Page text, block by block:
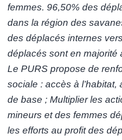
femmes. 96,50% des
dans la région des
des déplacés internes
déplacés sont en majorité
Le PURS propose de
sociale : accès à
de base ; Multiplier les
mineurs et des femmes
les efforts au profit des